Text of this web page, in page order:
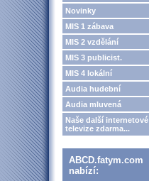
Novinky
MIS 1 zábava
MIS 2 vzdělání
MIS 3 publicist.
MIS 4 lokální
Audia hudební
Audia mluvená
Naše další internetové
televize zdarma...
ABCD.fatym.com
nabízí: